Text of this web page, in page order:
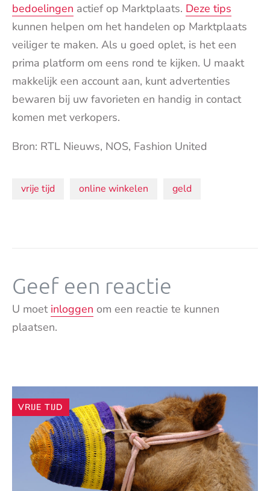
bedoelingen actief op Marktplaats. Deze tips
kunnen helpen om het handelen op Marktplaats
veiliger te maken. Als u goed oplet, is het een
prima platform om eens rond te kijken. U maakt
makkelijk een account aan, kunt advertenties
bewaren bij uw favorieten en handig in contact
komen met verkopers.
Bron: RTL Nieuws, NOS, Fashion United
Onderwerpen:
vrije tijd online winkelen geld
Geef een reactie
U moet inloggen om een reactie te kunnen
plaatsen.
Andere
artikelen
VRIJE TIJD